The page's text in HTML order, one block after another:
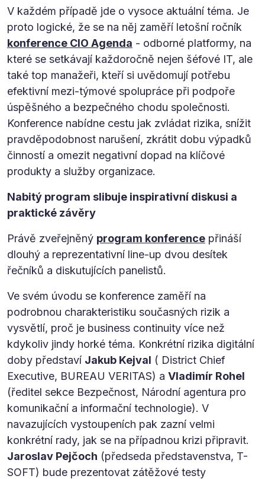
V každém případě jde o vysoce aktuální téma. Je
proto logické, že se na něj zaměří letošní ročník
konference CIO Agenda - odborné platformy, na
které se setkávají každoročně nejen šéfové IT, ale
také top manažeři, kteří si uvědomují potřebu
efektivní mezi-týmové spolupráce při podpoře
úspěšného a bezpečného chodu společnosti.
Konference nabídne cestu jak zvládat rizika, snížit
pravděpodobnost narušení, zkrátit dobu výpadků
činností a omezit negativní dopad na klíčové
produkty a služby organizace.
Nabitý program slibuje inspirativní diskusi a
praktické závěry
Právě zveřejněný program konference přináší
dlouhý a reprezentativní line-up dvou desítek
řečníků a diskutujících panelistů.
Ve svém úvodu se konference zaměří na
podrobnou charakteristiku současných rizik a
vysvětlí, proč je business continuity více než
kdykoliv jindy horké téma. Konkrétní rizika digitální
doby představí Jakub Kejval ( District Chief
Executive, BUREAU VERITAS) a Vladimír Rohel
(ředitel sekce Bezpečnost, Národní agentura pro
komunikační a informační technologie). V
navazujících vystoupeních pak zazní velmi
konkrétní rady, jak se na případnou krizi připravit.
Jaroslav Pejčoch (předseda představenstva, T-
SOFT) bude prezentovat zátěžové testy